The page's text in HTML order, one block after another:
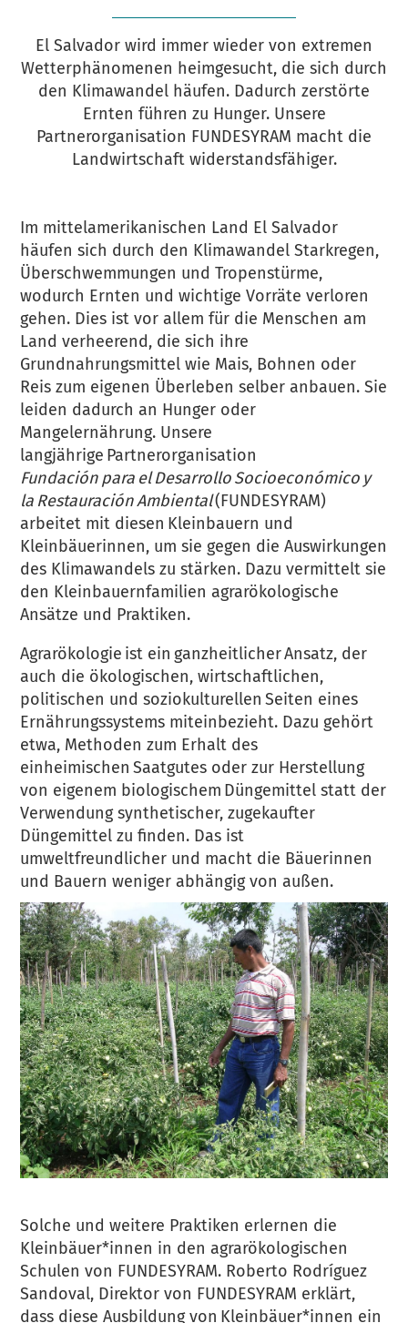
El Salvador wird immer wieder von extremen
Wetterphänomenen heimgesucht, die sich durch
den Klimawandel häufen. Dadurch zerstörte
Ernten führen zu Hunger. Unsere
Partnerorganisation FUNDESYRAM macht die
Landwirtschaft widerstandsfähiger.
Im mittelamerikanischen Land El Salvador
häufen sich durch den Klimawandel Starkregen,
Überschwemmungen und Tropenstürme,
wodurch Ernten und wichtige Vorräte verloren
gehen. Dies ist vor allem für die Menschen am
Land verheerend, die sich ihre
Grundnahrungsmittel wie Mais, Bohnen oder
Reis zum eigenen Überleben selber anbauen. Sie
leiden dadurch an Hunger oder
Mangelernährung. Unsere
langjährige Partnerorganisation
Fundación para el Desarrollo Socioeconómico y
la Restauración Ambiental(FUNDESYRAM)
arbeitet mit diesen Kleinbauern und
Kleinbäuerinnen, um sie gegen die Auswirkungen
des Klimawandels zu stärken. Dazu vermittelt sie
den Kleinbauernfamilien agrarökologische
Ansätze und Praktiken.
Agrarökologie ist ein ganzheitlicher Ansatz, der
auch die ökologischen, wirtschaftlichen,
politischen und soziokulturellen Seiten eines
Ernährungssystems miteinbezieht. Dazu gehört
etwa, Methoden zum Erhalt des
einheimischen Saatgutes oder zur Herstellung
von eigenem biologischem Düngemittel statt der
Verwendung synthetischer, zugekaufter
Düngemittel zu finden. Das ist
umweltfreundlicher und macht die Bäuerinnen
und Bauern weniger abhängig von außen.
Solche und weitere Praktiken erlernen die
Kleinbäuer*innen in den agrarökologischen
Schulen von FUNDESYRAM. Roberto Rodríguez
Sandoval, Direktor von FUNDESYRAM erklärt,
dass diese Ausbildung von Kleinbäuer*innen ein